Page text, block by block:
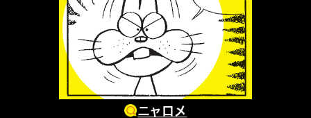
ニャロメ